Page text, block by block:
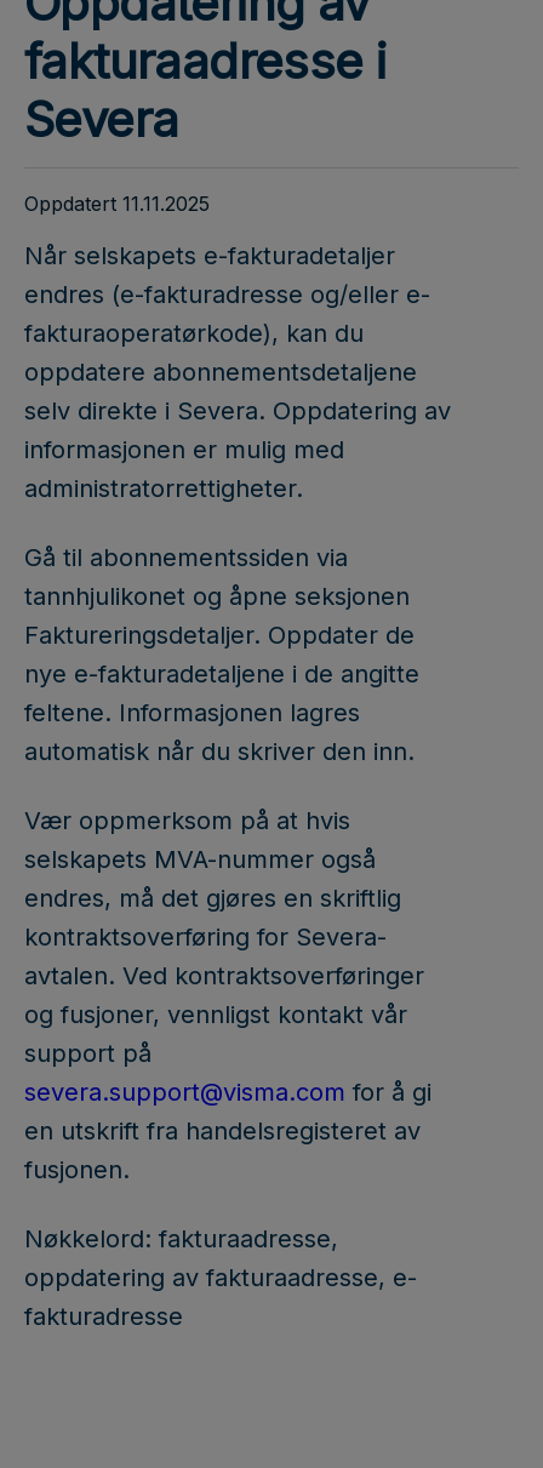
fakturaadresse i
Severa
Oppdatert 11.11.2025
Når selskapets e-fakturadetaljer
endres (e-fakturadresse og/eller e-
fakturaoperatørkode), kan du
oppdatere abonnementsdetaljene
selv direkte i Severa. Oppdatering av
informasjonen er mulig med
administratorrettigheter.
Gå til abonnementssiden via
tannhjulikonet og åpne seksjonen
Faktureringsdetaljer. Oppdater de
nye e-fakturadetaljene i de angitte
feltene. Informasjonen lagres
automatisk når du skriver den inn.
Vær oppmerksom på at hvis
selskapets MVA-nummer også
endres, må det gjøres en skriftlig
kontraktsoverføring for Severa-
avtalen. Ved kontraktsoverføringer
og fusjoner, vennligst kontakt vår
support på
severa.support@visma.com for å gi
en utskrift fra handelsregisteret av
fusjonen.
Nøkkelord: fakturaadresse,
oppdatering av fakturaadresse, e-
fakturadresse